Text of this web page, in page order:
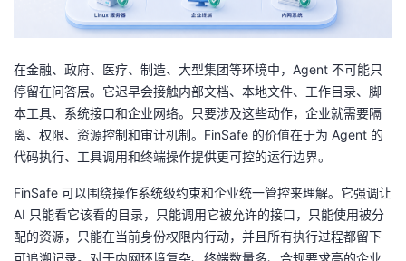
在金融、政府、医疗、制造、大型集团等环境中，Agent 不可能只
停留在问答层。它迟早会接触内部文档、本地文件、工作目录、脚
本工具、系统接口和企业网络。只要涉及这些动作，企业就需要隔
离、权限、资源控制和审计机制。FinSafe 的价值在于为 Agent 的
代码执行、工具调用和终端操作提供更可控的运行边界。
FinSafe 可以围绕操作系统级约束和企业统一管控来理解。它强调让
AI 只能看它该看的目录，只能调用它被允许的接口，只能使用被分
配的资源，只能在当前身份权限内行动，并且所有执行过程都留下
可追溯记录。对于内网环境复杂、终端数量多、合规要求高的企业